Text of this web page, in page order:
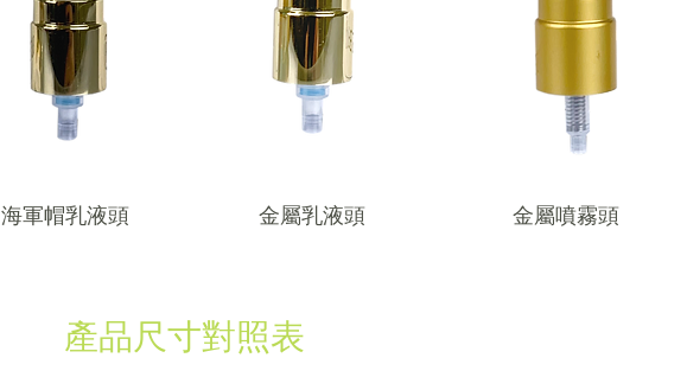
海軍帽乳液頭 金屬乳液頭 ​金屬噴霧頭
​產品尺寸對照表